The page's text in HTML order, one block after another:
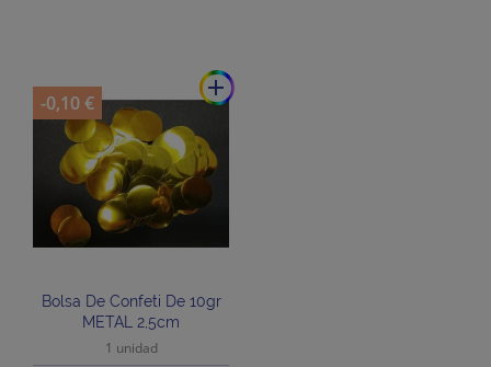
add
Bolsa De Confeti De 10gr
METAL 2,5cm
1 unidad
-0,10 €